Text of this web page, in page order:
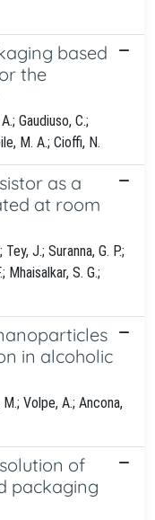
based
the
Gaudiuso, C.;
M. A.; Cioffi, N.
as a
at room
J.; Suranna, G. P.;
Mhaisalkar, S. G.;
in alcoholic
Volpe, A.; Ancona,
of
packaging